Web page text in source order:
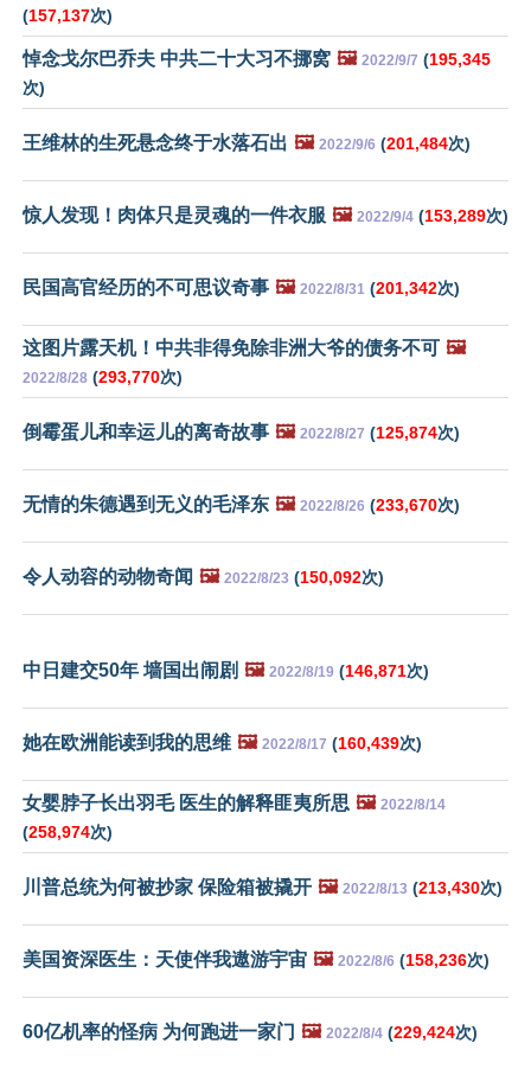
(157,137次)
悼念戈尔巴乔夫 中共二十大习不挪窝 🖼️ 2022/9/7 (195,345
次)
王维林的生死悬念终于水落石出 🖼️ 2022/9/6 (201,484次)
惊人发现！肉体只是灵魂的一件衣服 🖼️ 2022/9/4 (153,289次)
民国高官经历的不可思议奇事 🖼️ 2022/8/31 (201,342次)
这图片露天机！中共非得免除非洲大爷的债务不可 🖼️
2022/8/28 (293,770次)
倒霉蛋儿和幸运儿的离奇故事 🖼️ 2022/8/27 (125,874次)
无情的朱德遇到无义的毛泽东 🖼️ 2022/8/26 (233,670次)
令人动容的动物奇闻 🖼️ 2022/8/23 (150,092次)
中日建交50年 墙国出闹剧 🖼️ 2022/8/19 (146,871次)
她在欧洲能读到我的思维 🖼️ 2022/8/17 (160,439次)
女婴脖子长出羽毛 医生的解释匪夷所思 🖼️ 2022/8/14
(258,974次)
川普总统为何被抄家 保险箱被撬开 🖼️ 2022/8/13 (213,430次)
美国资深医生：天使伴我遨游宇宙 🖼️ 2022/8/6 (158,236次)
60亿机率的怪病 为何跑进一家门 🖼️ 2022/8/4 (229,424次)